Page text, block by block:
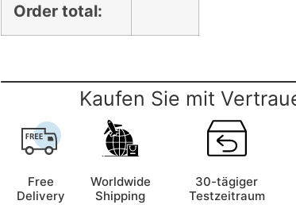
Order total:
Kaufen Sie mit
Free
Delivery
Worldwide
Shipping
30-tägiger
Testzeitraum